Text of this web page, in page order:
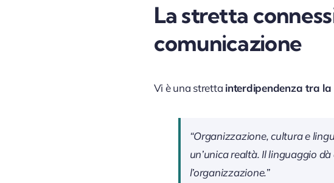
La stretta
comunicazione
Vi è una stretta interdipendenza tra
“Organizzazione, cultura e
un’unica realtà. Il linguaggio
l’organizzazione.”